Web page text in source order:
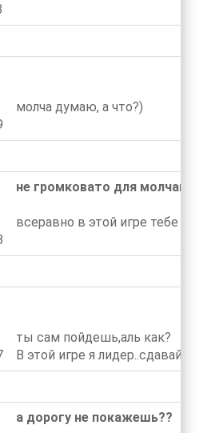
молча думаю, а что?)
не громковато для молчанки?
всеравно в этой игре тебе
ты сам пойдешь,аль как?
В этой игре я
а дорогу не покажешь??